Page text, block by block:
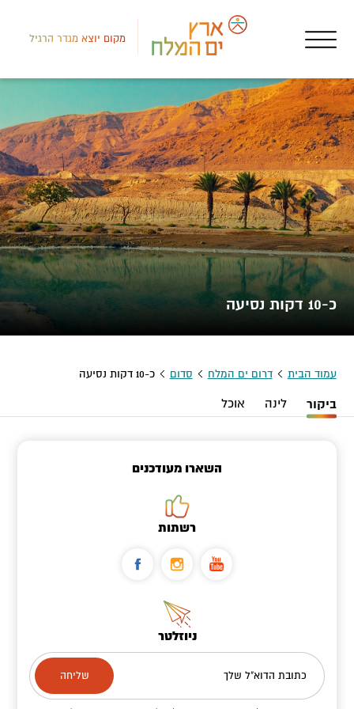
מקום יוצא מגדר הרגיל
כ-10 דקות נסיעה
עמוד הבית דרום ים המלח סדום כ-10 דקות נסיעה
ביקור לינה אוכל
השארו מעודכנים
רשתות
ניוזלטר
כתובת הדוא"ל שלך
לב